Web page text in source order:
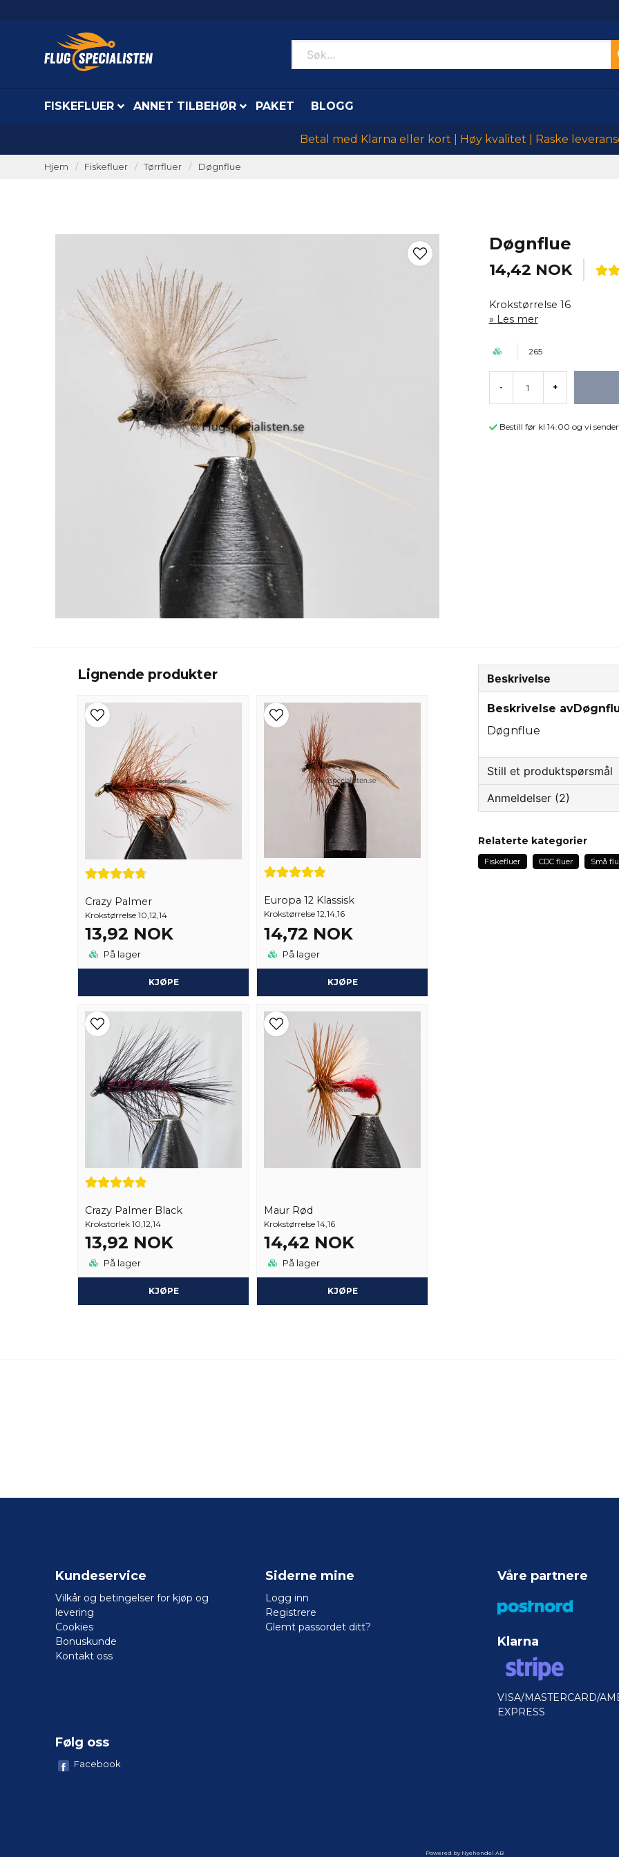
FISKEFLUER ANNET TILBEHØR PAKET BLOGG
Betal med Klarna eller kort | Høy kvalitet | Raske
Hjem Fiskefluer Tørrfluer Døgnflue
Døgnflue
14,42 NOK
Krokstørrelse 16
Les mer
265
- +
Bestill før kl 14:00 og vi
Lignende produkter
Crazy Palmer
Krokstørrelse 10,12,14
13,92 NOK
På lager
KJØPE
Europa 12 Klassisk
Krokstørrelse 12,14,16
14,72 NOK
På lager
KJØPE
Crazy Palmer Black
Krokstorlek 10,12,14
13,92 NOK
På lager
KJØPE
Maur Rød
Krokstørrelse 14,16
14,42 NOK
På lager
KJØPE
Beskrivelse
Beskrivelse
Døgnflue
Still et produktspørsmål
question
Anmeldelser (2)
Werner
toppbetyg gäller hela
Relaterte kategorier
Fiskefluer CDC fluer Små
Kundeservice
Vilkår og betingelser for kjøp og
levering
Cookies
Bonuskunde
Kontakt oss
Siderne mine
Logg inn
Registrere
Glemt passordet ditt?
Våre partnere
Klarna
VISA/MASTERCARD/
EXPRESS
Følg oss
Facebook
Powered by Nyehandel AB